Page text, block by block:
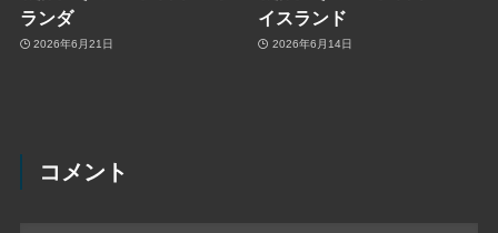
ランダ
2026年6月21日
イスランド
2026年6月14日
コメント